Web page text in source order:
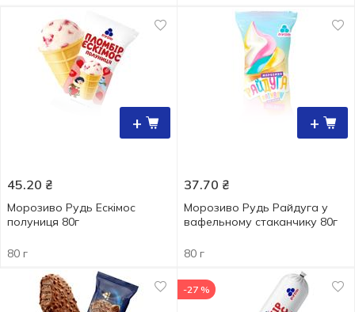
+
45.20 ₴
Морозиво Рудь Ескімос
полуниця 80г
80 г
+
37.70 ₴
Морозиво Рудь Райдуга у
вафельному стаканчику 80г
80 г
-27 %